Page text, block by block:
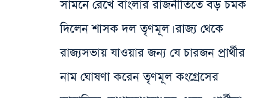
সামনে রেখে বাংলার রাজনীতিতে বড় চমক
দিলেন শাসক দল তৃণমূল। রাজ্য থেকে
রাজ্যসভায় যাওয়ার জন্য যে চারজন প্রার্থীর
নাম ঘোষণা করেন তৃণমূল কংগ্রেসের